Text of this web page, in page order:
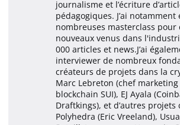
journalisme et l’écriture
pédagogiques. J’ai notamment
nombreuses masterclass pour
nouveaux venus dans
000 articles et news.J’ai
interviewer de nombreux
créateurs de projets dans la
Marc Lebreton (chef marketing
blockchain SUI), EJ Ayala
Draftkings), et d’autres projets
Polyhedra (Eric Vreeland),